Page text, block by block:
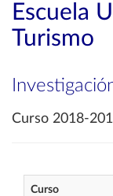
Escuela
Turismo
Curso 2018-
Curso